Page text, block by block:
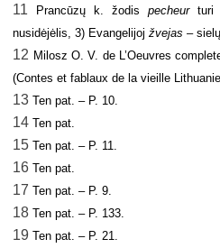
11 Prancūzų k. žodis pecheurturi
nusidėjėlis, 3) Evangelijojžvejas –
12 Milosz O. V. de L’Oeuvres
(Contes et fablaux de la vieille
13 Ten pat. – P. 10.
14 Ten pat.
15 Ten pat. – P. 11.
16 Ten pat.
17 Ten pat. – P. 9.
18 Ten pat. – P. 133.
19 Ten pat. – P. 21.